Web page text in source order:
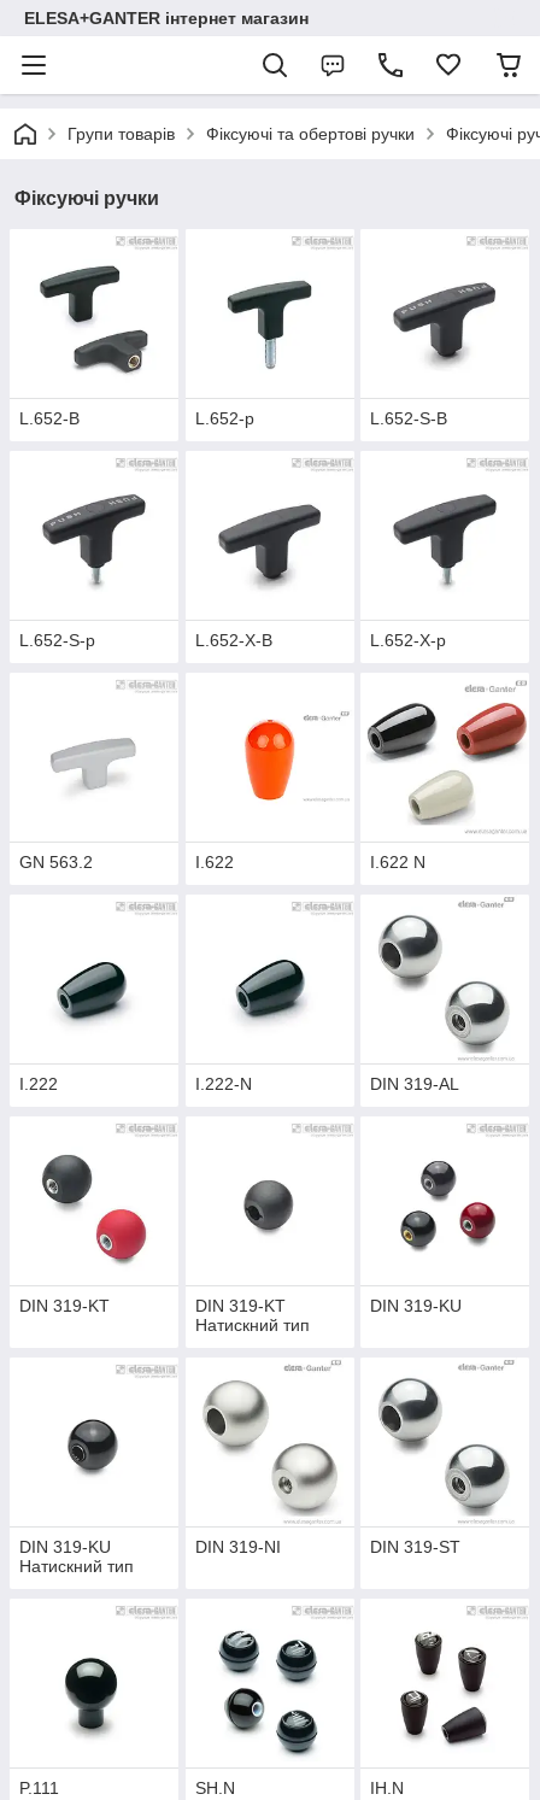
ELESA+GANTER інтернет магазин
Групи товарів Фіксуючі та обертові ручки Фіксуючі
Фіксуючі ручки
L.652-B L.652-p L.652-S-B
L.652-S-p L.652-X-B L.652-X-p
GN 563.2 I.622 I.622 N
I.222 I.222-N DIN 319-AL
DIN 319-KT
DIN 319-KT
Натискний тип
DIN 319-KU
DIN 319-KU
Натискний тип
DIN 319-NI DIN 319-ST
P.111 SH.N IH.N